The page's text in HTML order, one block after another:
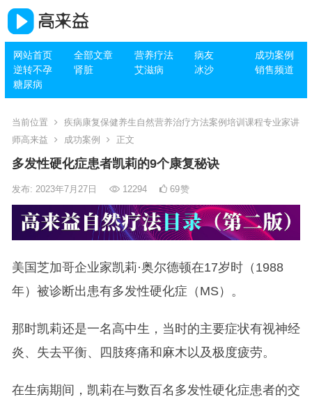
网站首页 全部文章 营养疗法 病友
成功案例
逆转不孕
肾脏 艾滋病 冰沙
销售频道
糖尿病
当前位置
疾病康复保健养生自然营养治疗方法案例培训课程专业家讲
师高来益
成功案例 正文
多发性硬化症患者凯莉的9个康复秘诀
发布: 2023年7月27日 12294 69赞
美国芝加哥企业家凯莉·奥尔德顿在17岁时（1988
年）被诊断出患有多发性硬化症（MS）。
那时凯莉还是一名高中生，当时的主要症状有视神经
炎、失去平衡、四肢疼痛和麻木以及极度疲劳。
在生病期间，凯莉在与数百名多发性硬化症患者的交